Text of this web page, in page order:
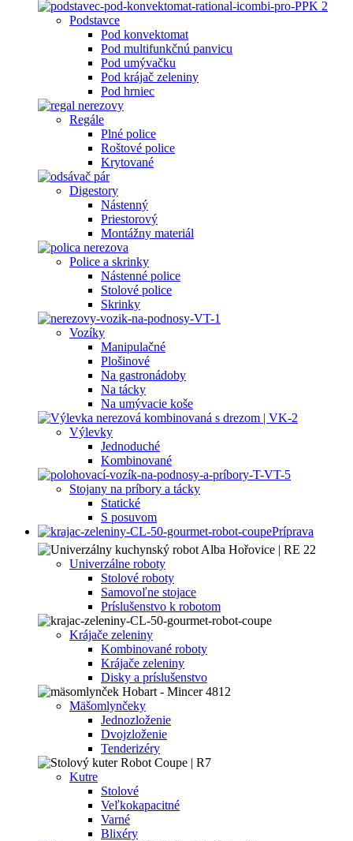
Podstavce
Pod konvektomat
Pod multifunkčnú panvicu
Pod umývačku
Pod krájač zeleniny
Pod hrniec
Regále
Plné police
Roštové police
Krytované
Digestory
Nástenný
Priestorový
Montážny materiál
Police a skrinky
Nástenné police
Stolové police
Skrinky
Vozíky
Manipulačné
Plošinové
Na gastronádoby
Na tácky
Na umývacie koše
Výlevky
Jednoduché
Kombinované
Stojany na príbory a tácky
Statické
S posuvom
Príprava
Univerzálne roboty
Stolové roboty
Samovoľne stojace
Príslušenstvo k robotom
Krájače zeleniny
Kombinované roboty
Krájače zeleniny
Disky a príslušenstvo
Mäšomlynčeky
Jednozloženie
Dvojzloženie
Tenderizéry
Kutre
Stolové
Veľkokapacitné
Varné
Blixéry